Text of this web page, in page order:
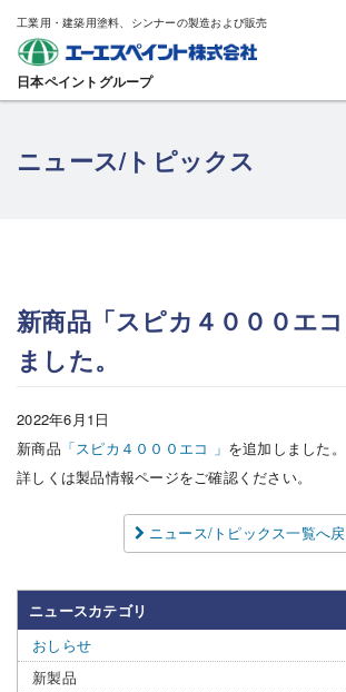
工業用・建築用塗料、シンナーの製造および販売
日本ペイントグループ
ニュース/トピックス
新商品「スピカ４０００エ
ました。
2022年6月1日
新商品 「スピカ４０００エコ 」 を追加しました。
詳しくは製品情報ページをご確認ください。
ニュース/トピックス一覧へ
ニュースカテゴリ
おしらせ
新製品